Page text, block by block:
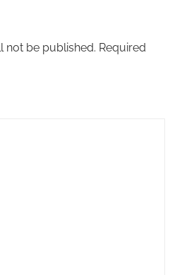
not be published. Required